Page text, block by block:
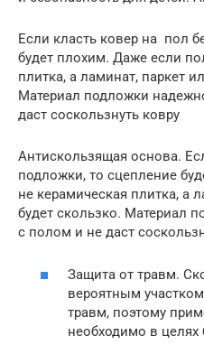
Если класть ковер на пол
будет плохим. Даже если
плитка, а ламинат, паркет
Материал подложки
даст соскользнуть ковру
Антискользящая основа.
подложки, то сцепление
не керамическая плитка, а
будет скользко. Материал
с полом и не даст
Защита от травм.
вероятным
травм, поэтому
необходимо в целях